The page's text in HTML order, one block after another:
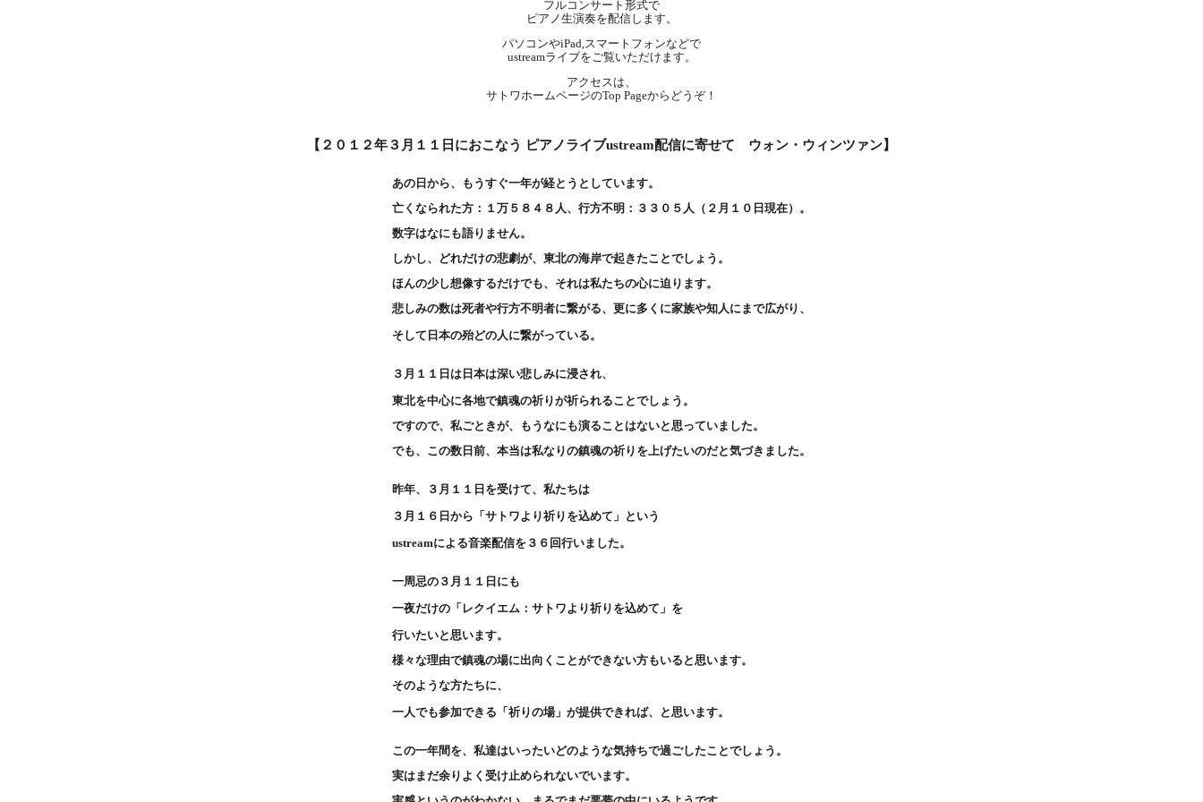
フルコンサート形式で
ピアノ生演奏を配信します。
パソコンやiPad,スマートフォンなどで
ustreamライブをご覧いただけます。
アクセスは、
サトワホームページのTop Pageからどうぞ！
【２０１２年３月１１日におこなう ピアノライブustream配信に寄せて ウォン・ウィンツァン】
あの日から、もうすぐ一年が経とうとしています。
亡くなられた方：１万５８４８人、行方不明：３３０５人（２月１０日現在）。
数字はなにも語りません。
しかし、どれだけの悲劇が、東北の海岸で起きたことでしょう。
ほんの少し想像するだけでも、それは私たちの心に迫ります。
悲しみの数は死者や行方不明者に繋がる、更に多くに家族や知人にまで広がり、
そして日本の殆どの人に繋がっている。
３月１１日は日本は深い悲しみに浸され、
東北を中心に各地で鎮魂の祈りが祈られることでしょう。
ですので、私ごときが、もうなにも演ることはないと思っていました。
でも、この数日前、本当は私なりの鎮魂の祈りを上げたいのだと気づきました。
昨年、３月１１日を受けて、私たちは
３月１６日から「サトワより祈りを込めて」という
ustreamによる音楽配信を３６回行いました。
一周忌の３月１１日にも
一夜だけの「レクイエム：サトワより祈りを込めて」を
行いたいと思います。
様々な理由で鎮魂の場に出向くことができない方もいると思います。
そのような方たちに、
一人でも参加できる「祈りの場」が提供できれば、と思います。
この一年間を、私達はいったいどのような気持ちで過ごしたことでしょう。
実はまだ余りよく受け止められないでいます。